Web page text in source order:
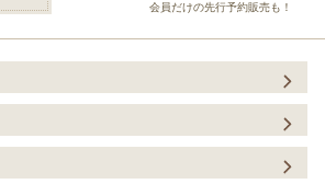
会員だけの先行予約販売も！